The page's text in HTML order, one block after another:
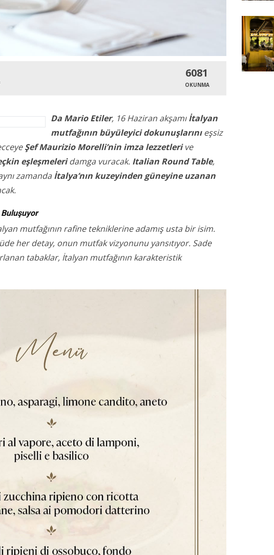
6081
OKUNMA
Da Mario Etiler, 16 Haziran akşamıİtalyan
mutfağının büyüleyici dokunuşlarınıeşsiz
Şef Maurizio Morelli’nin imza lezzetlerive
eşleşmeleridamga vuracak. Italian Round Table,
zamanda İtalya’nın kuzeyinden güneyine uzanan
Buluşuyor
mutfağının rafine tekniklerine adamış usta bir isim.
her detay, onun mutfak vizyonunu yansıtıyor. Sade
tabaklar, İtalyan mutfağının karakteristik